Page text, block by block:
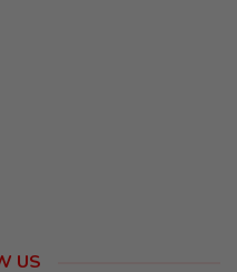
US